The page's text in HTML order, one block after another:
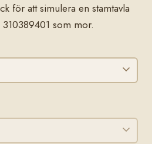
för att simulera en stamtavla
som mor.